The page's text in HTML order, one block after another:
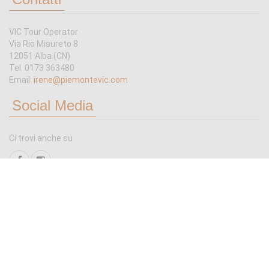
VIC Tour Operator
Via Rio Misureto 8
12051 Alba (CN)
Tel. 0173 363480
Email: irene@piemontevic.com
Social Media
Ci trovi anche su